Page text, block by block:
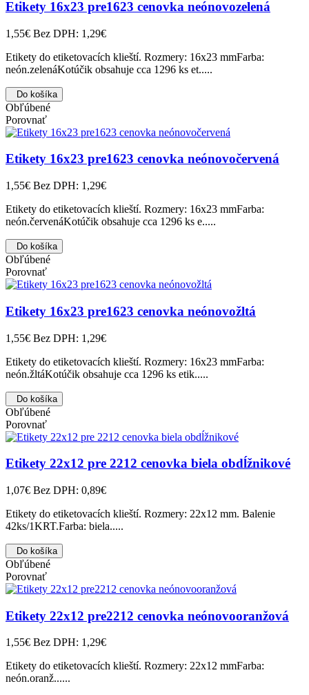
Etikety 16x23 pre1623 cenovka neónovozelená
1,55€ Bez DPH: 1,29€
Etikety do etiketovacích klieští. Rozmery: 16x23 mmFarba:
neón.zelenáKotúčik obsahuje cca 1296 ks et.....
Do košíka
Obľúbené
Porovnať
Etikety 16x23 pre1623 cenovka neónovočervená
1,55€ Bez DPH: 1,29€
Etikety do etiketovacích klieští. Rozmery: 16x23 mmFarba:
neón.červenáKotúčik obsahuje cca 1296 ks e.....
Do košíka
Obľúbené
Porovnať
Etikety 16x23 pre1623 cenovka neónovožltá
1,55€ Bez DPH: 1,29€
Etikety do etiketovacích klieští. Rozmery: 16x23 mmFarba:
neón.žltáKotúčik obsahuje cca 1296 ks etik.....
Do košíka
Obľúbené
Porovnať
Etikety 22x12 pre 2212 cenovka biela obdĺžnikové
1,07€ Bez DPH: 0,89€
Etikety do etiketovacích klieští. Rozmery: 22x12 mm. Balenie
42ks/1KRT.Farba: biela.....
Do košíka
Obľúbené
Porovnať
Etikety 22x12 pre2212 cenovka neónovooranžová
1,55€ Bez DPH: 1,29€
Etikety do etiketovacích klieští. Rozmery: 22x12 mmFarba:
neón.oranž......